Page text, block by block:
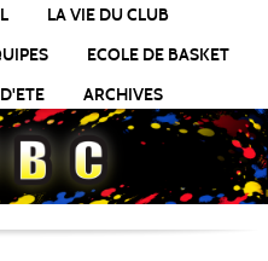
LA VIE DU CLUB
ECOLE DE BASKET
ARCHIVES